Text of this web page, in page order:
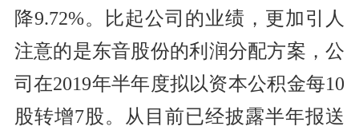
降9.72%。比起公司 的业绩 ，更加引人
注意的是东音股份的利润分配方案，公
司在2019年半年度拟以资本公积金每10
股转增7股。从目前已经披露半年报送